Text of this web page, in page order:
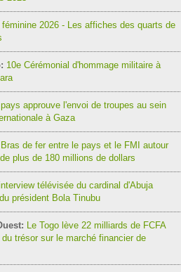
féminine 2026 - Les affiches des quarts de
10e Cérémonial d'hommage militaire à
pays approuve l'envoi de troupes au sein
à Gaza
Bras de fer entre le pays et le FMI autour
plus de 180 millions de dollars
télévisée du cardinal d'Abuja
président Bola Tinubu
Le Togo lève 22 milliards de FCFA
trésor sur le marché financier de